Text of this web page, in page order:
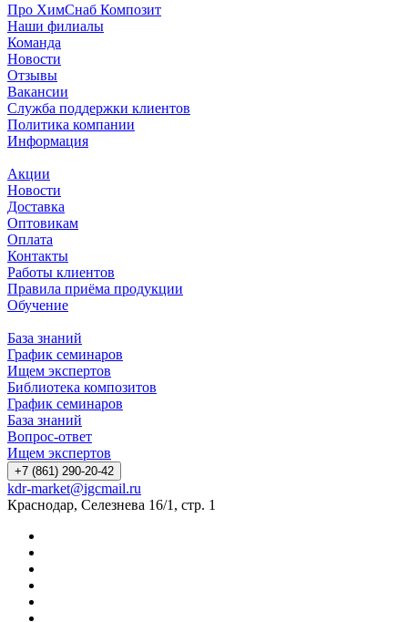
Про ХимСнаб Композит
Наши филиалы
Команда
Новости
Отзывы
Вакансии
Служба поддержки клиентов
Политика компании
Информация
Акции
Новости
Доставка
Оптовикам
Оплата
Контакты
Работы клиентов
Правила приёма продукции
Обучение
База знаний
График семинаров
Ищем экспертов
Библиотека композитов
График семинаров
База знаний
Вопрос-ответ
Ищем экспертов
+7 (861) 290-20-42
kdr-market@igcmail.ru
Краснодар, Селезнева 16/1, стр. 1